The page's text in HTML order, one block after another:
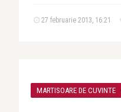
27 februarie 2013, 16:21
MARTISOARE DE CUVINTE